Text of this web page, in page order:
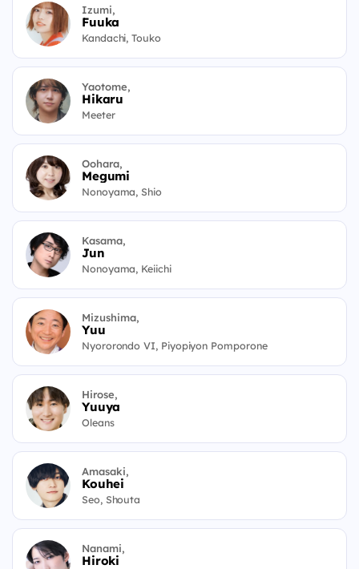
Izumi,
Fuuka
Kandachi, Touko
Yaotome,
Hikaru
Meeter
Oohara,
Megumi
Nonoyama, Shio
Kasama,
Jun
Nonoyama, Keiichi
Mizushima,
Yuu
Nyororondo VI, Piyopiyon Pomporone
Hirose,
Yuuya
Oleans
Amasaki,
Kouhei
Seo, Shouta
Nanami,
Hiroki